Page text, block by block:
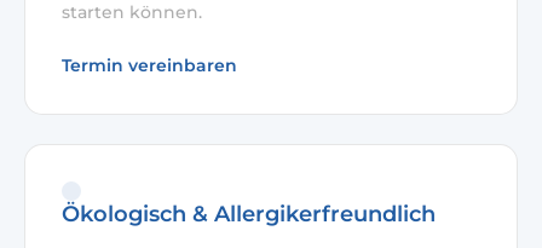
starten können.
Termin vereinbaren
Ökologisch & Allergikerfreundlich